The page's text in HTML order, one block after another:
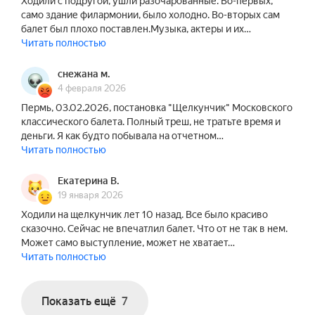
конкурса артистов балета г. Краснодар 2004г
под председательством Ю. Н. Григоровича. С
в следующих театрах: Большой Национальный
Академический театр оперы и балета
Республики Беларусь, Красноярский
Академический театр оперы и балета имени Д.
А. Хворостовского, Нижегородский
Академический театр оперы и балета имени А.
Самое волшебное произведение П. И.
Чайковского, известное по всему миру — балет
«Щелкунчик». Зачастую в классических операх
или балетах есть один или несколько известных
«Щелкунчике» этого не скажешь, потому что
само здание филармонии, было холодно. Во-вторых сам
балет был плохо поставлен.Музыка, актеры и их…
Читать полностью
снежана м.
4 февраля 2026
Пермь, 03.02.2026, постановка "Щелкунчик" Московского
классического балета. Полный треш, не тратьте время и
деньги. Я как будто побывала на отчетном…
Читать полностью
Екатерина В.
19 января 2026
Ходили на щелкунчик лет 10 назад. Все было красиво
сказочно. Сейчас не впечатлил балет. Что от не так в нем.
Может само выступление, может не хватает…
Читать полностью
Показать ещё 7